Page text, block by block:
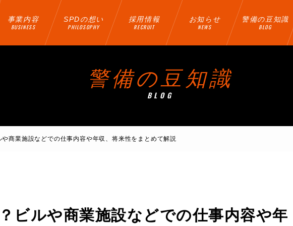
事業内容
BUSINESS
SPDの想い
PHILOSOPHY
採用情報
RECRUIT
お知らせ
NEWS
警備の豆知識
BLOG
警備の豆知識
BLOG
商業施設などでの仕事内容や年収、将来性をまとめて解説
ビルや商業施設などでの仕事内容や年